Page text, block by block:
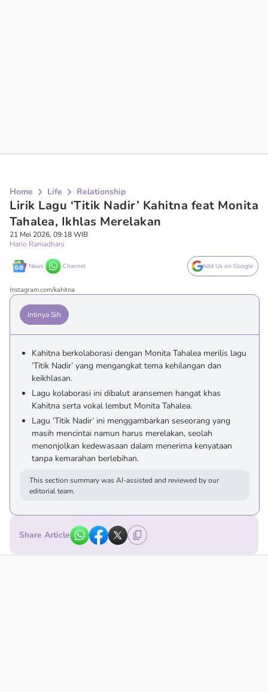
Home Life Relationship
Lirik Lagu ‘Titik Nadir’ Kahitna feat Monita
Tahalea, Ikhlas Merelakan
21 Mei 2026, 09:18 WIB
Hario Ramadhani
News Channel Add Us on Google
Instagram.com/kahitna
Intinya Sih
Kahitna berkolaborasi dengan Monita Tahalea merilis lagu
‘Titik Nadir’ yang mengangkat tema kehilangan dan
keikhlasan.
Lagu kolaborasi ini dibalut aransemen hangat khas
Kahitna serta vokal lembut Monita Tahalea.
Lagu ‘Titik Nadir’ ini menggambarkan seseorang yang
masih mencintai namun harus merelakan, seolah
menonjolkan kedewasaan dalam menerima kenyataan
tanpa kemarahan berlebihan.
This section summary was AI-assisted and reviewed by our
editorial team.
Share Article